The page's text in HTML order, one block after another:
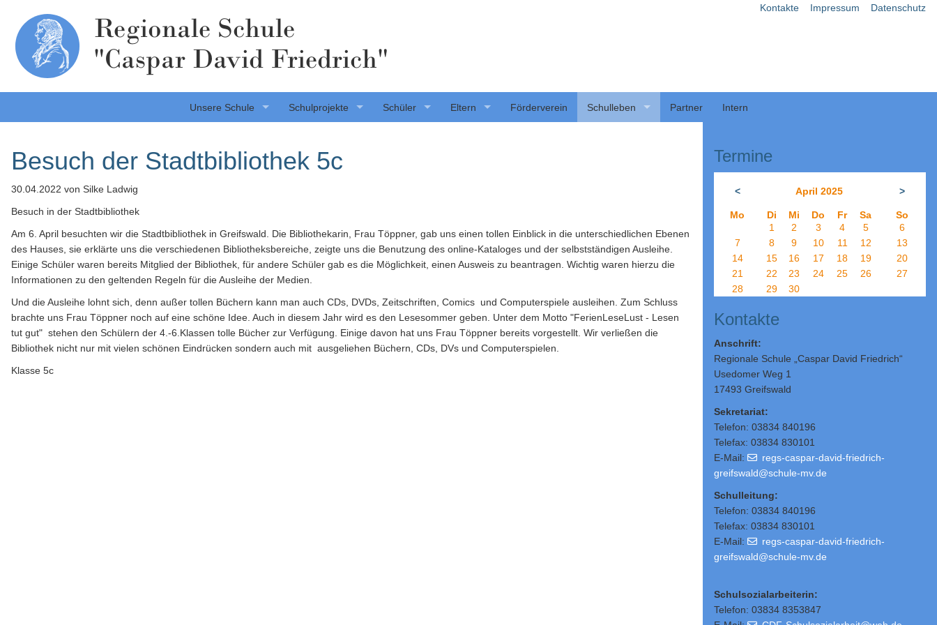
Kontakte Impressum Datenschutz
Regionale Schule
"Caspar David Friedrich"
Unsere Schule Schulprojekte Schüler Eltern Förderverein Schulleben Partner Intern
Besuch der Stadtbibliothek 5c
30.04.2022 von Silke Ladwig
Besuch in der Stadtbibliothek
Am 6. April besuchten wir die Stadtbibliothek in Greifswald. Die Bibliothekarin, Frau Töppner, gab uns einen tollen Einblick in die unterschiedlichen Ebenen
des Hauses, sie erklärte uns die verschiedenen Bibliotheksbereiche, zeigte uns die Benutzung des online-Kataloges und der selbstständigen Ausleihe.
Einige Schüler waren bereits Mitglied der Bibliothek, für andere Schüler gab es die Möglichkeit, einen Ausweis zu beantragen. Wichtig waren hierzu die
Informationen zu den geltenden Regeln für die Ausleihe der Medien.
Und die Ausleihe lohnt sich, denn außer tollen Büchern kann man auch CDs, DVDs, Zeitschriften, Comics und Computerspiele ausleihen. Zum Schluss
brachte uns Frau Töppner noch auf eine schöne Idee. Auch in diesem Jahr wird es den Lesesommer geben. Unter dem Motto "FerienLeseLust - Lesen
tut gut" stehen den Schülern der 4.-6.Klassen tolle Bücher zur Verfügung. Einige davon hat uns Frau Töppner bereits vorgestellt. Wir verließen die
Bibliothek nicht nur mit vielen schönen Eindrücken sondern auch mit ausgeliehen Büchern, CDs, DVs und Computerspielen.
Klasse 5c
Termine
< April 2025 >
Mo Di Mi Do Fr Sa
So
1
2 3 4 5
6
7
8 9 10 11 12
13
14
15 16 17 18 19
20
21
22 23 24 25 26
27
28
29 30
Kontakte
Anschrift:
Regionale Schule „Caspar David Friedrich“
Usedomer Weg 1
17493 Greifswald
Sekretariat:
Telefon: 03834 840196
Telefax: 03834 830101
E-Mail:
regs-caspar-david-friedrich-
greifswald@schule-mv.de
Schulleitung:
Telefon: 03834 840196
Telefax: 03834 830101
E-Mail:
regs-caspar-david-friedrich-
greifswald@schule-mv.de
Schulsozialarbeiterin:
Telefon: 03834 8353847